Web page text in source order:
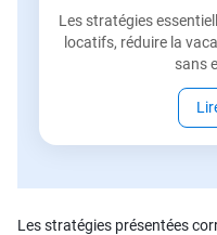
Les stratégies
locatifs, réduire la
sans
Les stratégies présentées